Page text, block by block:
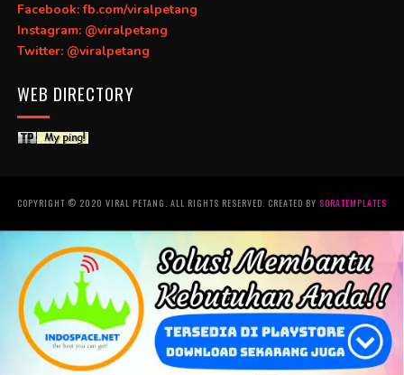
Facebook: fb.com/viralpetang
Instagram: @viralpetang
Twitter: @viralpetang
WEB DIRECTORY
COPYRIGHT © 2020 VIRAL PETANG. ALL RIGHTS RESERVED. CREATED BY SORATEMPLATES